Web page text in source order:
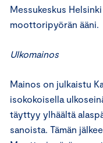
Messukeskus
moottoripyörän ääni.
Ulkomainos
Mainos on julkaistu
isokokoisella
täyttyy ylhäältä
sanoista. Tämän